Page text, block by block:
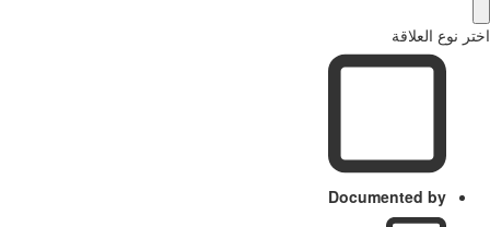
اختر نوع العلاقة
Documented by